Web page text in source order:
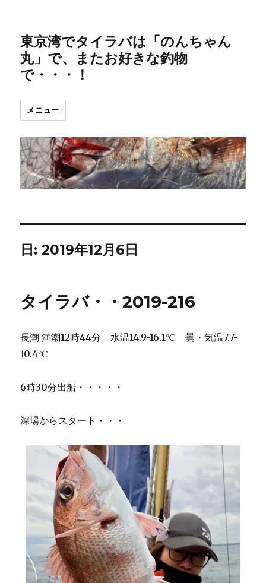
東京湾でタイラバは「のんちゃん
丸」で、またお好きな釣物
で・・・！
メニュー
日:2019年12月6日
タイラバ・・2019-216
長潮 満潮12時44分 水温14.9-16.1℃ 曇・気温7.7-
10.4℃
6時30分出船・・・・・
深場からスタート・・・